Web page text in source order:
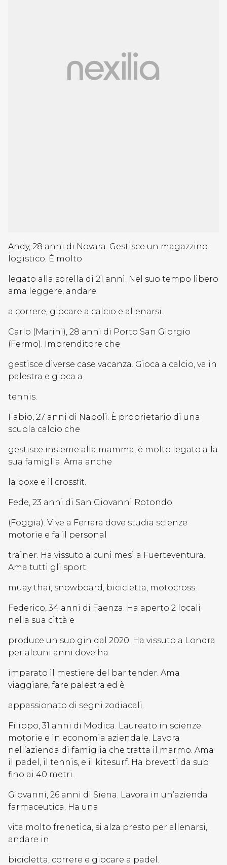
Andy, 28 anni di Novara. Gestisce un magazzino
logistico. È molto
legato alla sorella di 21 anni. Nel suo tempo libero
ama leggere, andare
a correre, giocare a calcio e allenarsi.
Carlo (Marini), 28 anni di Porto San Giorgio
(Fermo). Imprenditore che
gestisce diverse case vacanza. Gioca a calcio, va in
palestra e gioca a
tennis.
Fabio, 27 anni di Napoli. È proprietario di una
scuola calcio che
gestisce insieme alla mamma, è molto legato alla
sua famiglia. Ama anche
la boxe e il crossfit.
Fede, 23 anni di San Giovanni Rotondo
(Foggia). Vive a Ferrara dove studia scienze
motorie e fa il personal
trainer. Ha vissuto alcuni mesi a Fuerteventura.
Ama tutti gli sport:
muay thai, snowboard, bicicletta, motocross.
Federico, 34 anni di Faenza. Ha aperto 2 locali
nella sua città e
produce un suo gin dal 2020. Ha vissuto a Londra
per alcuni anni dove ha
imparato il mestiere del bar tender. Ama
viaggiare, fare palestra ed è
appassionato di segni zodiacali.
Filippo, 31 anni di Modica. Laureato in scienze
motorie e in economia aziendale. Lavora
nell’azienda di famiglia che tratta il marmo. Ama
il padel, il tennis, e il kitesurf. Ha brevetti da sub
fino ai 40 metri.
Giovanni, 26 anni di Siena. Lavora in un’azienda
farmaceutica. Ha una
vita molto frenetica, si alza presto per allenarsi,
andare in
bicicletta, correre e giocare a padel.